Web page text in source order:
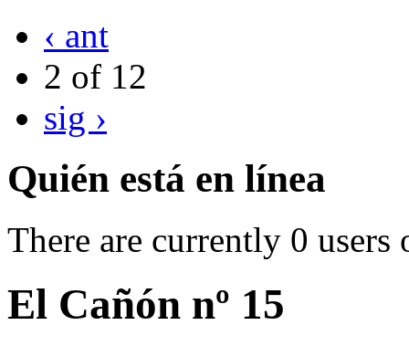
‹ ant
2 of 12
sig ›
Quién está en línea
There are currently 0 users
El Cañón nº 15